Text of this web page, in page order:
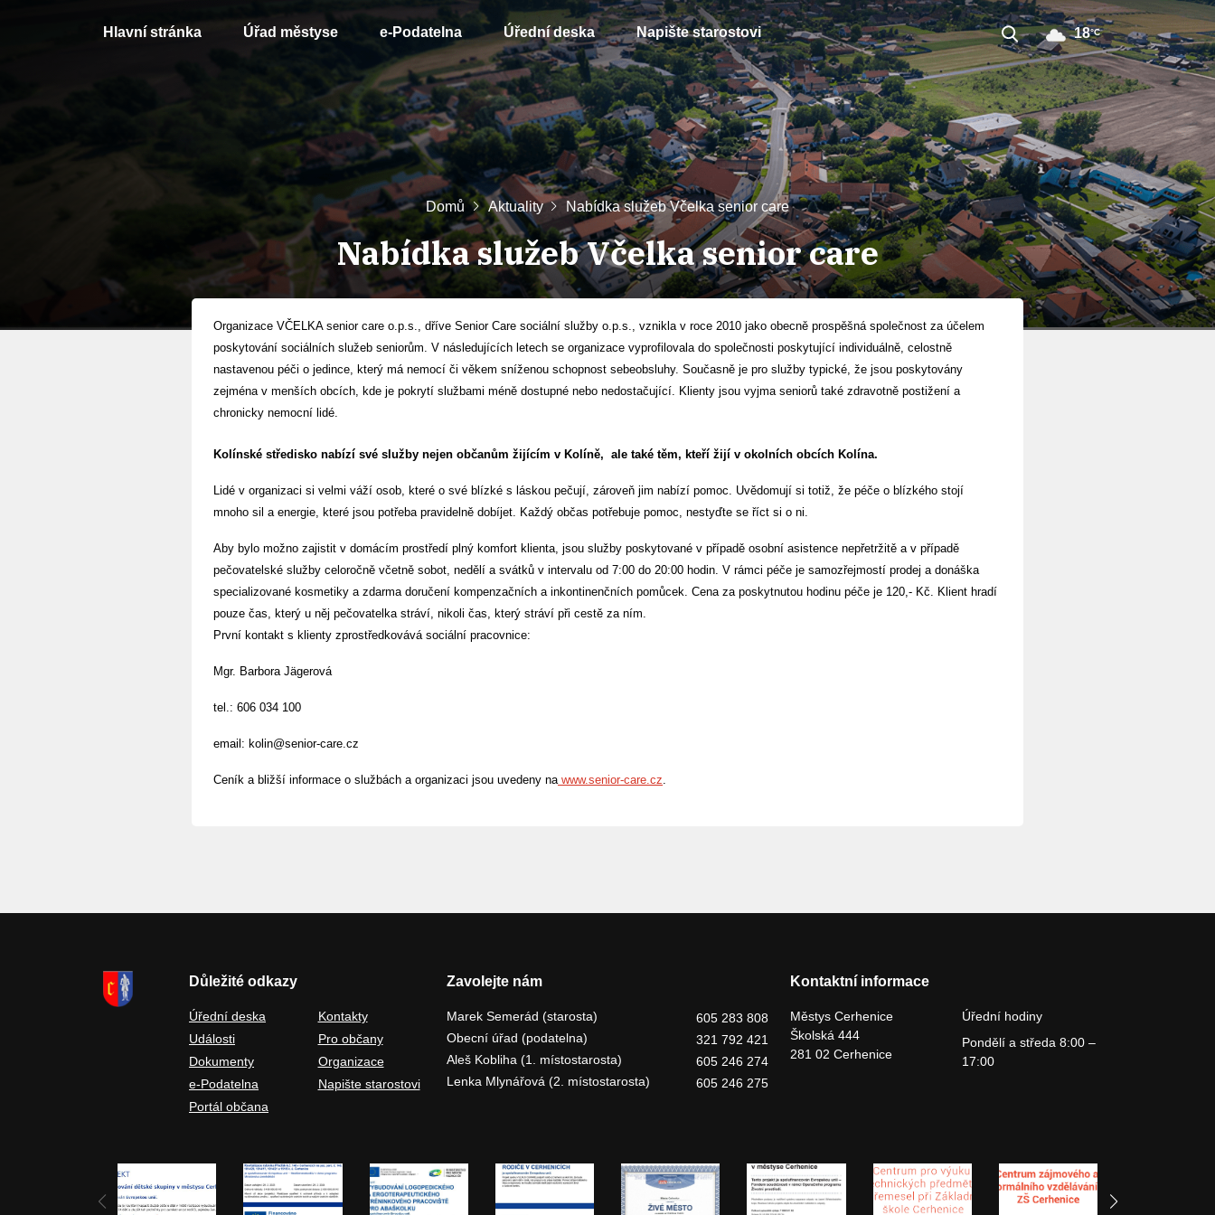
Hlavní stránka Úřad městyse e-Podatelna Úřední deska Napište starostovi 18°C
Domů Aktuality Nabídka služeb Včelka senior care
Nabídka služeb Včelka senior care
Organizace VČELKA senior care o.p.s., dříve Senior Care sociální služby o.p.s., vznikla v roce 2010 jako obecně prospěšná společnost za účelem
poskytování sociálních služeb seniorům. V následujících letech se organizace vyprofilovala do společnosti poskytující individuálně, celostně
nastavenou péči o jedince, který má nemocí či věkem sníženou schopnost sebeobsluhy. Současně je pro služby typické, že jsou poskytovány
zejména v menších obcích, kde je pokrytí službami méně dostupné nebo nedostačující. Klienty jsou vyjma seniorů také zdravotně postižení a
chronicky nemocní lidé.
Kolínské středisko nabízí své služby nejen občanům žijícím v Kolíně, ale také těm, kteří žijí v okolních obcích Kolína.
Lidé v organizaci si velmi váží osob, které o své blízké s láskou pečují, zároveň jim nabízí pomoc. Uvědomují si totiž, že péče o blízkého stojí
mnoho sil a energie, které jsou potřeba pravidelně dobíjet. Každý občas potřebuje pomoc, nestyďte se říct si o ni.
Aby bylo možno zajistit v domácím prostředí plný komfort klienta, jsou služby poskytované v případě osobní asistence nepřetržitě a v případě
pečovatelské služby celoročně včetně sobot, nedělí a svátků v intervalu od 7:00 do 20:00 hodin. V rámci péče je samozřejmostí prodej a donáška
specializované kosmetiky a zdarma doručení kompenzačních a inkontinenčních pomůcek. Cena za poskytnutou hodinu péče je 120,- Kč. Klient hradí
pouze čas, který u něj pečovatelka stráví, nikoli čas, který stráví při cestě za ním.
První kontakt s klienty zprostředkovává sociální pracovnice:
Mgr. Barbora Jägerová
tel.: 606 034 100
email: kolin@senior-care.cz
Ceník a bližší informace o službách a organizaci jsou uvedeny nawww.senior-care.cz.
Důležité odkazy
Úřední deska
Události
Dokumenty
e-Podatelna
Portál občana
Kontakty
Pro občany
Organizace
Napište starostovi
Zavolejte nám
Marek Semerád (starosta)
605 283 808
Obecní úřad (podatelna)
321 792 421
Aleš Kobliha (1. místostarosta)
605 246 274
Lenka Mlynářová (2. místostarosta)
605 246 275
Kontaktní informace
Městys Cerhenice
Školská 444
281 02 Cerhenice
Úřední hodiny
Pondělí a středa 8:00 –
17:00